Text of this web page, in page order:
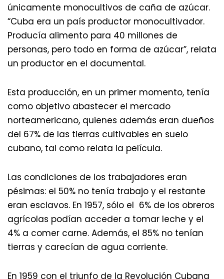
únicamente monocultivos de caña de azúcar.
“Cuba era un país productor monocultivador.
Producía alimento para 40 millones de
personas, pero todo en forma de azúcar”, relata
un productor en el documental.
Esta producción, en un primer momento, tenía
como objetivo abastecer el mercado
norteamericano, quienes además eran dueños
del 67% de las tierras cultivables en suelo
cubano, tal como relata la película.
Las condiciones de los trabajadores eran
pésimas: el 50% no tenía trabajo y el restante
eran esclavos. En 1957, sólo el 6% de los obreros
agrícolas podían acceder a tomar leche y el
4% a comer carne. Además, el 85% no tenían
tierras y carecían de agua corriente.
En 1959 con el triunfo de la Revolución Cubana